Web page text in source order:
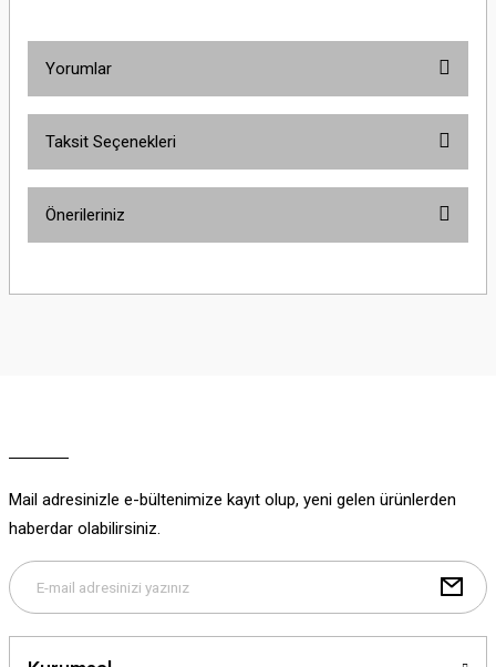
Yorumlar
Taksit Seçenekleri
Önerileriniz
Bu ürüne benzer farklı alternatifler olmalı.
Mail adresinizle e-bültenimize kayıt olup, yeni gelen ürünlerden
haberdar olabilirsiniz.